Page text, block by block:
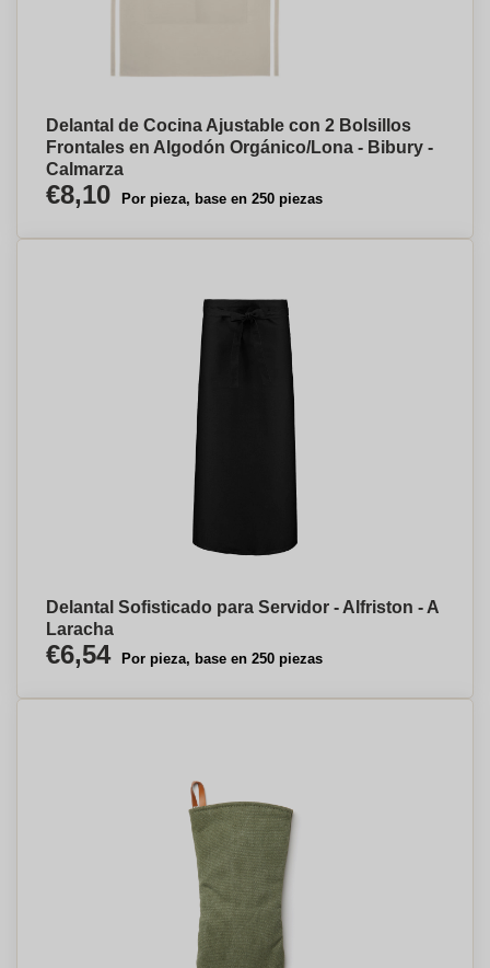
Delantal de Cocina Ajustable con 2 Bolsillos
Frontales en Algodón Orgánico/Lona - Bibury -
Calmarza
€8,10 Por pieza, base en 250 piezas
Delantal Sofisticado para Servidor - Alfriston - A
Laracha
€6,54 Por pieza, base en 250 piezas